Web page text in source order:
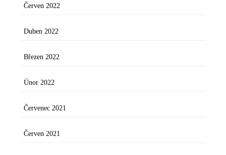
Červen 2022
Duben 2022
Březen 2022
Únor 2022
Červenec 2021
Červen 2021